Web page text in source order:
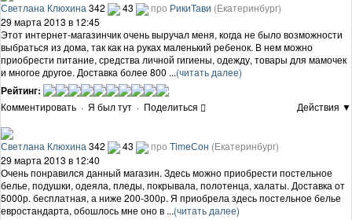
Светлана Клюхина 342 43 про РикиТави (Екатеринбург)
29 марта 2013 в 12:45
Этот интернет-магазинчик очень выручал меня, когда не было возможности
выбраться из дома, так как на руках маленький ребенок. В нем можно
приобрести питание, средства личной гигиены, одежду, товары для мамочек
и многое другое. Доставка более 800 ...(читать далее)
Рейтинг:
Комментировать · Я был тут · Поделиться Действия ▼
Светлана Клюхина 342 43 про TimeСон (Екатеринбург)
29 марта 2013 в 12:40
Очень понравился данный магазин. Здесь можно приобрести постельное
белье, подушки, одеяла, пледы, покрывала, полотенца, халаты. Доставка от
5000р. бесплатная, а ниже 200-300р. Я приобрела здесь постельное белье
евростандарта, обошлось мне оно в ...(читать далее)